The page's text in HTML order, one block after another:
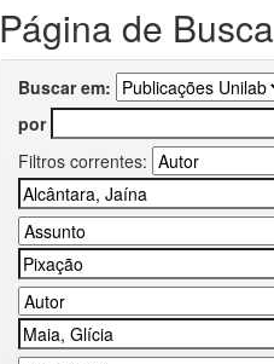
Página de Busca
Buscar em:
por
Filtros correntes: